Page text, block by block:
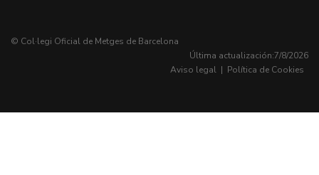
© Col·legi Oficial de Metges de Barcelona
Última actualización:7/8/2026
Aviso legal | Política de Cookies